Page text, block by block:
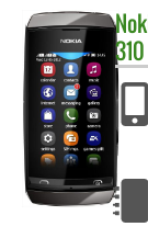
310